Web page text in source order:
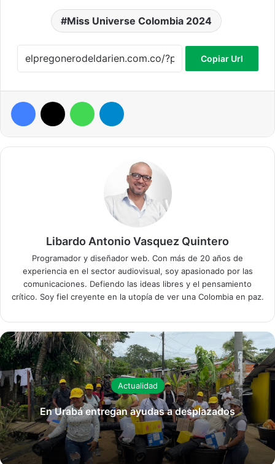
Miss Universe Colombia 2024
Copiar Url
Facebook WhatsApp
Libardo Antonio Vasquez Quintero
Programador y diseñador web. Con más de 20 años de
experiencia en el sector audiovisual, soy apasionado por las
comunicaciones. Defiendo las ideas libres y el pensamiento
crítico. Soy fiel creyente en la utopía de ver una Colombia en paz.
Actualidad
En Urabá entregan ayudas a desplazados